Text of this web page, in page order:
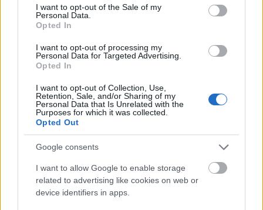
consent section.
I want to opt-out of the Sale of my
Personal Data.
Opted In
I want to opt-out of processing my
Personal Data for Targeted Advertising.
Opted In
I want to opt-out of Collection, Use,
Retention, Sale, and/or Sharing of my
Personal Data that Is Unrelated with the
Purposes for which it was collected.
Opted Out
Google consents
I want to allow Google to enable storage
related to advertising like cookies on web or
device identifiers in apps.
15/08
23°Αραιή Συννεφιά
16/08
Περισσότερα για τον καιρό στη Σύρο